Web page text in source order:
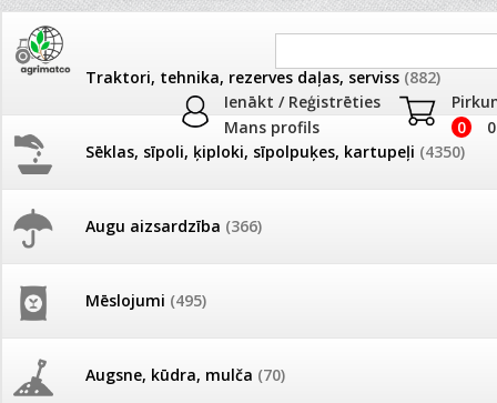
Ienākt / Reģistrēties
Mans profils
0
Traktori, tehnika, rezerves daļas, serviss (882)
Sēklas, sīpoli, ķiploki, sīpolpuķes, kartupeļi (4350)
Augu aizsardzība (366)
Mēslojumi (495)
Augsne, kūdra, mulča (70)
JAUNUMI
Pašlasīšanas vietu katalogs
26.05. Vebinārs - Kā ierobežot
gliemežus piemājas dārzā un
AKCIJAS
frēze + mulčieris +
AKCIJAS komplekts -
Tagad Vitrol GB arī 20kg
Jaunumi »Tagad Vitrol GB arī 20kg iepakojumā!